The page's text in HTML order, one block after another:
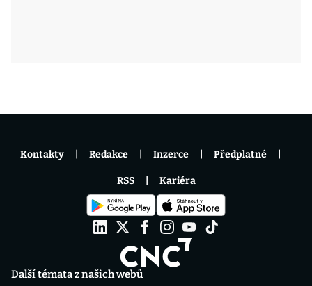
Další témata z našich webů
Kontakty Redakce Inzerce Předplatné
RSS Kariéra